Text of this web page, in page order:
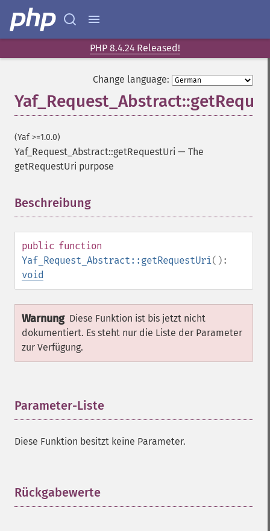
PHP 8.4.24 Released!
Change language:
(Yaf >=1.0.0)
Yaf_Request_Abstract::getRequestUri — The
getRequestUri purpose
Beschreibung
public function
Yaf_Request_Abstract::getRequestUri():
void
Warnung Diese Funktion ist bis jetzt nicht
dokumentiert. Es steht nur die Liste der Parameter
zur Verfügung.
Parameter-Liste
Diese Funktion besitzt keine Parameter.
Rückgabewerte